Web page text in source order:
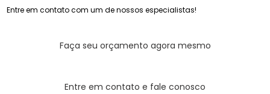
Entre em contato com um de nossos especialistas!
Faça seu orçamento agora mesmo
Entre em contato e fale conosco